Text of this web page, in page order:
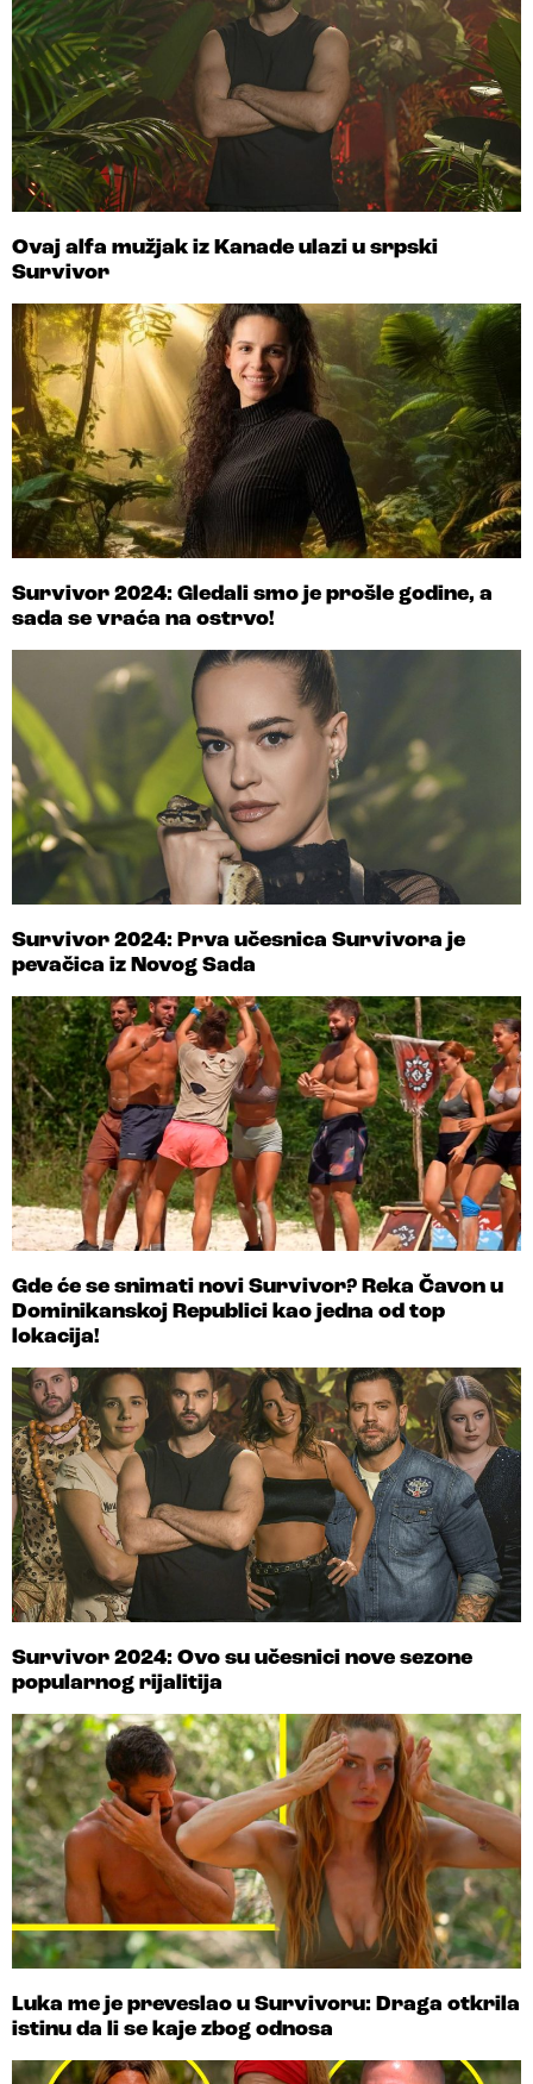
Ovaj alfa mužjak iz Kanade ulazi u srpski
Survivor
Survivor 2024: Gledali smo je prošle godine, a
sada se vraća na ostrvo!
Survivor 2024: Prva učesnica Survivora je
pevačica iz Novog Sada
Gde će se snimati novi Survivor? Reka Čavon u
Dominikanskoj Republici kao jedna od top
lokacija!
Survivor 2024: Ovo su učesnici nove sezone
popularnog rijalitija
Luka me je preveslao u Survivoru: Draga otkrila
istinu da li se kaje zbog odnosa